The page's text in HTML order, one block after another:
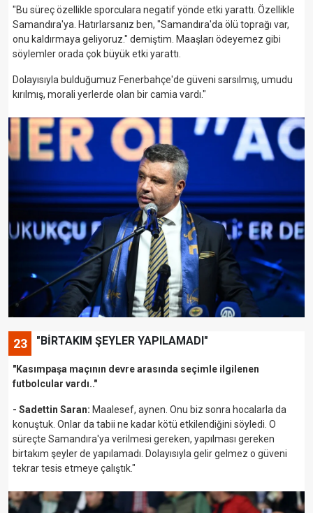
"Bu süreç özellikle sporculara negatif yönde etki yarattı. Özellikle
Samandıra'ya. Hatırlarsanız ben, "Samandıra'da ölü toprağı var,
onu kaldırmaya geliyoruz." demiştim. Maaşları ödeyemez gibi
söylemler orada çok büyük etki yarattı.
Dolayısıyla bulduğumuz Fenerbahçe'de güveni sarsılmış, umudu
kırılmış, morali yerlerde olan bir camia vardı."
23 "BİRTAKIM ŞEYLER YAPILAMADI"
"Kasımpaşa maçının devre arasında seçimle ilgilenen
futbolcular vardı.."
- Sadettin Saran: Maalesef, aynen. Onu biz sonra hocalarla da
konuştuk. Onlar da tabii ne kadar kötü etkilendiğini söyledi. O
süreçte Samandıra'ya verilmesi gereken, yapılması gereken
birtakım şeyler de yapılamadı. Dolayısıyla gelir gelmez o güveni
tekrar tesis etmeye çalıştık."